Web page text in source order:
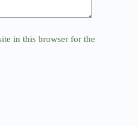
in this browser for the